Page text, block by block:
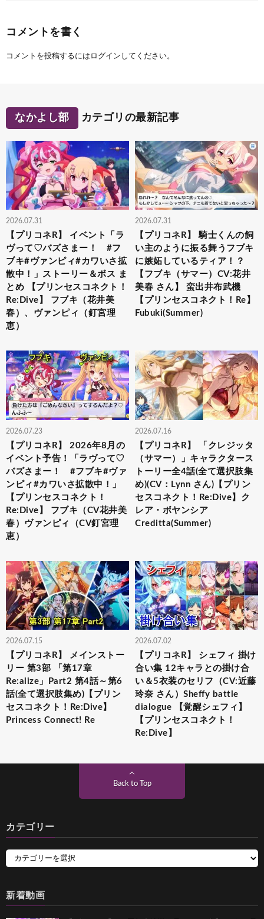
コメントを書く
コメントを投稿するには ログイン してください。
なかよし部 カテゴリの最新記事
2026.07.31
【プリコネR】 イベント「ラ
ヴって♡バズさまー！ #フ
ブキ#ヴァンピィ#カワいさ拡
散中！」ストーリー＆ボス ま
とめ 【プリンセスコネクト！
Re:Dive】 フブキ（花井美
春）、ヴァンピィ（釘宮理
恵）
2026.07.31
【プリコネR】 騎士くんの飼
い主のように振る舞うフブキ
に嫉妬しているティア！？
【フブキ（サマー）CV:花井
美春 さん】 蛮出井布武機
【プリンセスコネクト！Re】
Fubuki(Summer)
2026.07.23
【プリコネR】 2026年8月の
イベント予告！「ラヴって♡
バズさまー！ #フブキ#ヴァ
ンピィ#カワいさ拡散中！」
【プリンセスコネクト！
Re:Dive】 フブキ（CV花井美
春）ヴァンピィ（CV釘宮理
恵）
2026.07.16
【プリコネR】 「クレジッタ
（サマー）」キャラクタース
トーリー全4話(全て選択肢集
め)(CV：Lynn さん)【プリン
セスコネクト！Re:Dive】ク
レア・ボヤンシア
Creditta(Summer)
2026.07.15
【プリコネR】 メインストー
リー 第3部 「第17章
Re:alize」Part2 第4話～第6
話(全て選択肢集め)【プリン
セスコネクト！Re:Dive】
Princess Connect! Re
2026.07.02
【プリコネR】 シェフィ 掛け
合い集 12キャラとの掛け合
い＆5衣装のセリフ（CV:近藤
玲奈 さん）Sheffy battle
dialogue 【覚醒シェフィ】
【プリンセスコネクト！
Re:Dive】
Back to Top
カテゴリー
新着動画